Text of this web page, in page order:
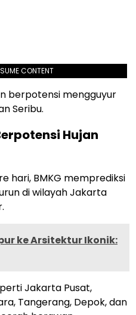
CONTENT
berpotensi mengguyur
Seribu.
Hujan
hari, BMKG memprediksi
di wilayah Jakarta
ke Arsitektur Ikonik:
Jakarta Pusat,
Tangerang, Depok, dan